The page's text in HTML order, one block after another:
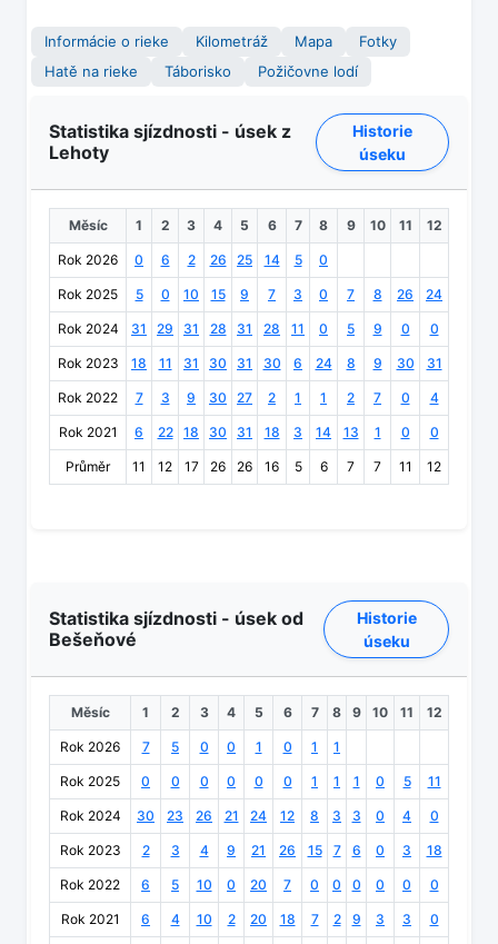
Informácie o rieke Kilometráž Mapa
Fotky
Hatě na rieke
Táborisko Požičovne lodí
Statistika sjízdnosti - úsek z
Lehoty
Historie
úseku
Měsíc 1 2 3 4 5 6 7 8 9 10 11 12
Rok 2026 0 6 2 26 25 14 5 0
Rok 2025 5 0 10 15 9 7 3 0 7 8 26 24
Rok 2024 31 29 31 28 31 28 11 0 5 9 0 0
Rok 2023 18 11 31 30 31 30 6 24 8 9 30 31
Rok 2022 7 3 9 30 27 2 1 1 2 7 0 4
Rok 2021 6 22 18 30 31 18 3 14 13 1 0 0
Průměr 11 12 17 26 26 16 5 6 7 7 11 12
Statistika sjízdnosti - úsek od
Bešeňové
Historie
úseku
Měsíc 1 2 3 4 5 6 7 8 9 10 11 12
Rok 2026 7 5 0 0 1 0 1 1
Rok 2025 0 0 0 0 0 0 1 1 1 0 5 11
Rok 2024 30 23 26 21 24 12 8 3 3 0 4 0
Rok 2023 2 3 4 9 21 26 15 7 6 0 3 18
Rok 2022 6 5 10 0 20 7 0 0 0 0 0 0
Rok 2021 6 4 10 2 20 18 7 2 9 3 3 0